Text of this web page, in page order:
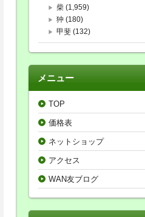
柴 (1,959)
狆 (180)
甲斐 (132)
メニュー
TOP
価格表
ネットショップ
アクセス
WAN友ブログ